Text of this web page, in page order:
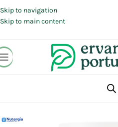
Skip to navigation
Skip to main content
Suplementos